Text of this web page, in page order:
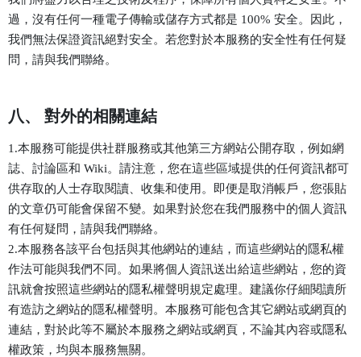
過，沒有任何一種電子傳輸或儲存方式都是 100% 安全。因此，
我們無法保證資訊絕對安全。若您對於本服務的安全性有任何疑
問，請與我們聯絡。
八、 對外的相關連結
1.本服務可能提供社群服務或其他第三方網站公開存取，例如網
誌、討論區和 Wiki。請注意，您在這些區域提供的任何資訊都可
供存取的人士存取閱讀、收集和使用。即便是取消帳戶，您張貼
的文章仍可能會保留不變。如果對於您在我們服務中的個人資訊
有任何疑問，請與我們聯絡。
2.本服務各該平台包括與其他網站的連結，而這些網站的隱私權
作法可能與我們不同。如果將個人資訊送出給這些網站，您的資
訊就會按照這些網站的隱私權聲明規定處理。建議你仔細閱讀所
有造訪之網站的隱私權聲明。本服務可能包含其它網站或網頁的
連結，對於此等不屬於本服務之網站或網頁，不論其內容或隱私
權政策，均與本服務無關。